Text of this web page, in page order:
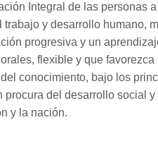
Integral de las personas
trabajo y desarrollo humano,
progresiva y un
flexible y que favorezca
conocimiento, bajo los
procura del desarrollo social
y la nación.